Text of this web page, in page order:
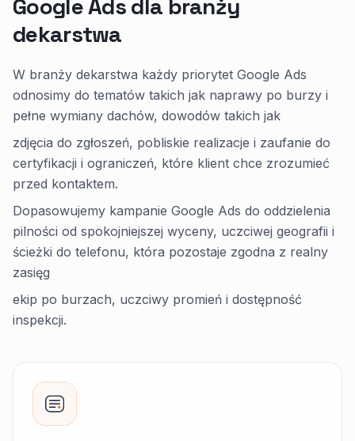
Google Ads dla branży
dekarstwa
W branży dekarstwa każdy priorytet Google Ads
odnosimy do tematów takich jak naprawy po burzy i
pełne wymiany dachów, dowodów takich jak
zdjęcia do zgłoszeń, pobliskie realizacje i zaufanie do
certyfikacji i ograniczeń, które klient chce zrozumieć
przed kontaktem.
Dopasowujemy kampanie Google Ads do oddzielenia
pilności od spokojniejszej wyceny, uczciwej geografii i
ścieżki do telefonu, która pozostaje zgodna z realny
zasięg
ekip po burzach, uczciwy promień i dostępność
inspekcji.